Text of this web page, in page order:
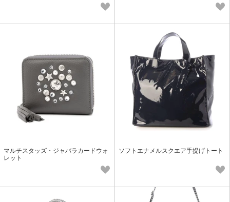
マルチスタッズ・ジャバラカードウォ
レット
ソフトエナメルスクエア手提げトート